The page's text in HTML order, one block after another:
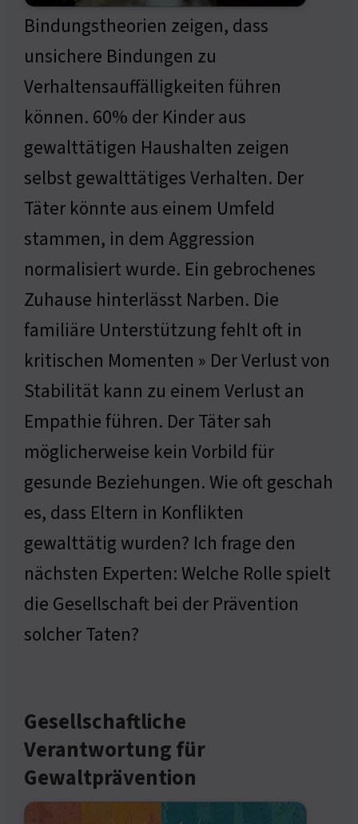
Bindungstheorien zeigen, dass
unsichere Bindungen zu
Verhaltensauffälligkeiten führen
können. 60% der Kinder aus
gewalttätigen Haushalten zeigen
selbst gewalttätiges Verhalten. Der
Täter könnte aus einem Umfeld
stammen, in dem Aggression
normalisiert wurde. Ein gebrochenes
Zuhause hinterlässt Narben. Die
familiäre Unterstützung fehlt oft in
kritischen Momenten » Der Verlust von
Stabilität kann zu einem Verlust an
Empathie führen. Der Täter sah
möglicherweise kein Vorbild für
gesunde Beziehungen. Wie oft geschah
es, dass Eltern in Konflikten
gewalttätig wurden? Ich frage den
nächsten Experten: Welche Rolle spielt
die Gesellschaft bei der Prävention
solcher Taten?
Gesellschaftliche
Verantwortung für
Gewaltprävention